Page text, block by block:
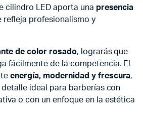
cilindro LED aporta una presencia
refleja profesionalismo y
de color rosado, lograrás que
fácilmente de la competencia. El
energía, modernidad y frescura,
ideal para barberías con
o con un enfoque en la estética